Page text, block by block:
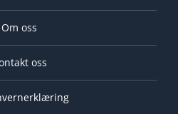
Om oss
oss